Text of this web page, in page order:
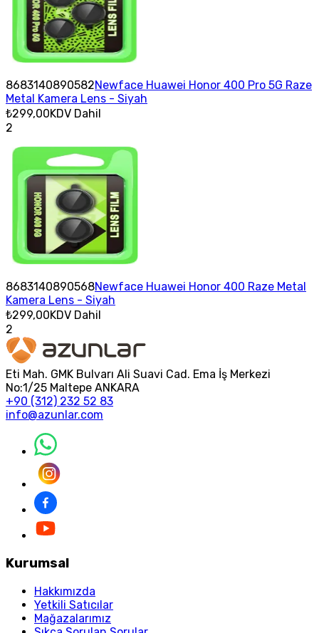
8683140890582Newface Huawei Honor 400 Pro 5G Raze
Metal Kamera Lens - Siyah
₺299,00KDV Dahil
2
8683140890568Newface Huawei Honor 400 Raze Metal
Kamera Lens - Siyah
₺299,00KDV Dahil
2
Eti Mah. GMK Bulvarı Ali Suavi Cad. Ema İş Merkezi
No:1/25 Maltepe ANKARA
+90 (312) 232 52 83
info@azunlar.com
Kurumsal
Hakkımızda
Yetkili Satıcılar
Mağazalarımız